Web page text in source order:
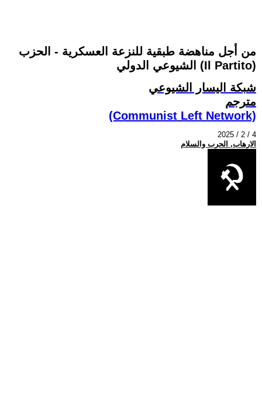
من أجل مناهضة طبقية للنزعة العسكرية - الحزب
الشيوعي الدولي (Il Partito)
شبكة اليسار الشيوعي
مترجم
(Communist Left Network)
2025 / 2 / 4
الارهاب, الحرب والسلام